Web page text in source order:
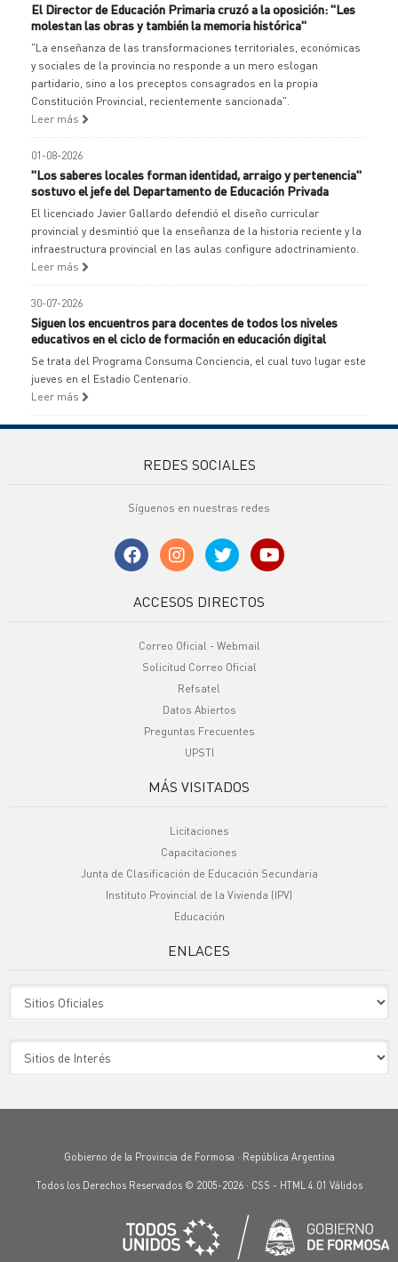
El Director de Educación Primaria cruzó a la oposición: "Les
molestan las obras y también la memoria histórica"
"La enseñanza de las transformaciones territoriales, económicas
y sociales de la provincia no responde a un mero eslogan
partidario, sino a los preceptos consagrados en la propia
Constitución Provincial, recientemente sancionada".
Leer más
01-08-2026
"Los saberes locales forman identidad, arraigo y pertenencia"
sostuvo el jefe del Departamento de Educación Privada
El licenciado Javier Gallardo defendió el diseño curricular
provincial y desmintió que la enseñanza de la historia reciente y la
infraestructura provincial en las aulas configure adoctrinamiento.
Leer más
30-07-2026
Siguen los encuentros para docentes de todos los niveles
educativos en el ciclo de formación en educación digital
Se trata del Programa Consuma Conciencia, el cual tuvo lugar este
jueves en el Estadio Centenario.
Leer más
REDES SOCIALES
Síguenos en nuestras redes
ACCESOS DIRECTOS
Correo Oficial - Webmail
Solicitud Correo Oficial
Refsatel
Datos Abiertos
Preguntas Frecuentes
UPSTI
MÁS VISITADOS
Licitaciones
Capacitaciones
Junta de Clasificación de Educación Secundaria
Instituto Provincial de la Vivienda (IPV)
Educación
ENLACES
Gobierno de la Provincia de Formosa · República Argentina
Todos los Derechos Reservados © 2005-2026 · CSS - HTML 4.01 Válidos